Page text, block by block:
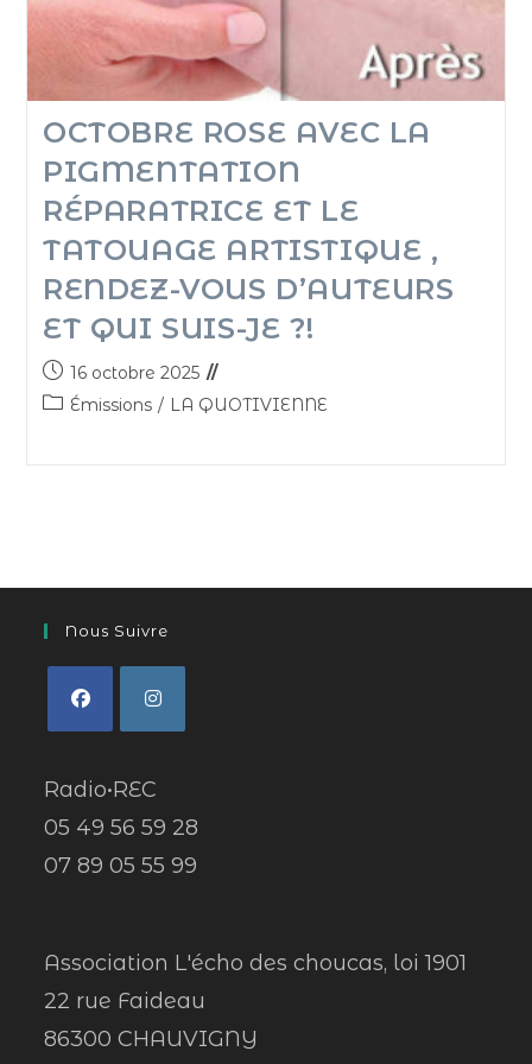
OCTOBRE ROSE AVEC LA
PIGMENTATION
RÉPARATRICE ET LE
TATOUAGE ARTISTIQUE ,
RENDEZ-VOUS D’AUTEURS
ET QUI SUIS-JE ?!
16 octobre 2025
Émissions / LA QUOTIVIENNE
Nous Suivre
Radio•REC
05 49 56 59 28
07 89 05 55 99
Association L'écho des choucas, loi 1901
22 rue Faideau
86300 CHAUVIGNY